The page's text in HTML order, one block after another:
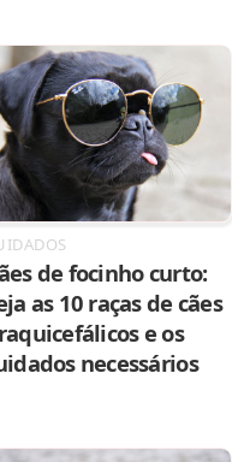
de focinho curto:
as 10 raças de cães
e os
necessários